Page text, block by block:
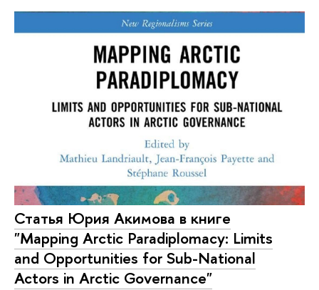
Статья Юрия Акимова в книге
"Mapping Arctic Paradiplomacy: Limits
and Opportunities for Sub-National
Actors in Arctic Governance"